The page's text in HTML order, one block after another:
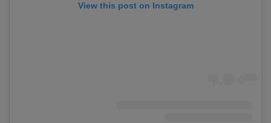
View this post on Instagram